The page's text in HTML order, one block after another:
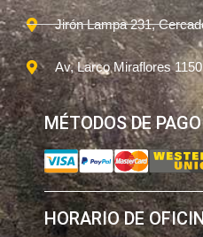
Jirón Lampa 231,
Av, Larco Miraflores
MÉTODOS DE PAGO
HORARIO DE